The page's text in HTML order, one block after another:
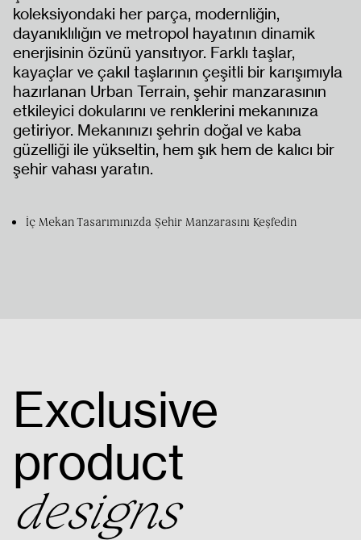
ANASAYFA
İNSAN
KAYNAKLARI
koleksiyondaki her parça, modernliğin,
dayanıklılığın ve metropol hayatının dinamik
enerjisinin özünü yansıtıyor. Farklı taşlar,
kayaçlar ve çakıl taşlarının çeşitli bir karışımıyla
hazırlanan Urban Terrain, şehir manzarasının
etkileyici dokularını ve renklerini mekanınıza
getiriyor. Mekanınızı şehrin doğal ve kaba
güzelliği ile yükseltin, hem şık hem de kalıcı bir
şehir vahası yaratın.
İç Mekan Tasarımınızda Şehir Manzarasını Keşfedin
Exclusive
product
designs